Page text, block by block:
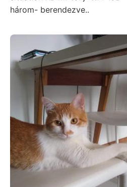
három- berendezve..